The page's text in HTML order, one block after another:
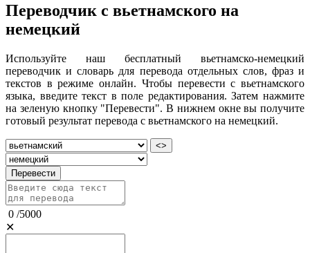
Переводчик с вьетнамского на
немецкий
Используйте наш бесплатный вьетнамско-немецкий
переводчик и словарь для перевода отдельных слов, фраз и
текстов в режиме онлайн. Чтобы перевести с вьетнамского
языка, введите текст в поле редактирования. Затем нажмите
на зеленую кнопку "Перевести". В нижнем окне вы получите
готовый результат перевода с вьетнамского на немецкий.
<>
Перевести
0 /5000
✕